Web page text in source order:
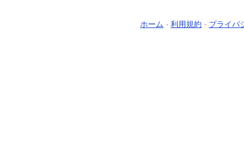
ホーム - 利用規約 - プライバ